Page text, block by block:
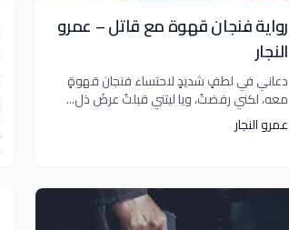
رواية فنجان قهوة مع قاتل – عمرو
النجار
دعاني في لطفٍ شديدٍ لاحتساء فنجان قهوةٍ
معه، لكني رفضتُ، ويا ليتني قبلتُ عرضَ ذل...
عمرو النجار